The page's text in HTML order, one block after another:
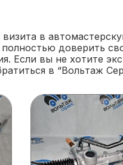
в
доверить
Если вы не хотите
в “Вольтаж